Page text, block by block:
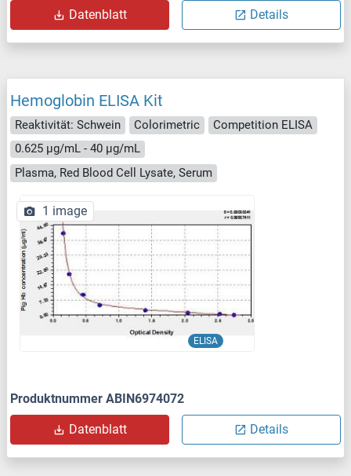
Datenblatt Details
Hemoglobin ELISA Kit
Reaktivität: Schwein Colorimetric
Competition ELISA
0.625 μg/mL - 40 μg/mL
Plasma, Red Blood Cell Lysate, Serum
ELISA
1 image
Produktnummer ABIN6974072
Datenblatt Details